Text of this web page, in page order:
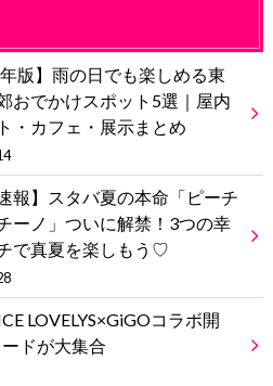
年版】雨の日でも楽しめる東
おでかけスポット5選｜屋内
・カフェ・展示まとめ
報】スタバ夏の本命「ピーチ
ーノ」ついに解禁！3つの幸
で真夏を楽しもう♡
LOVELYS×GiGOコラボ開
ドが大集合